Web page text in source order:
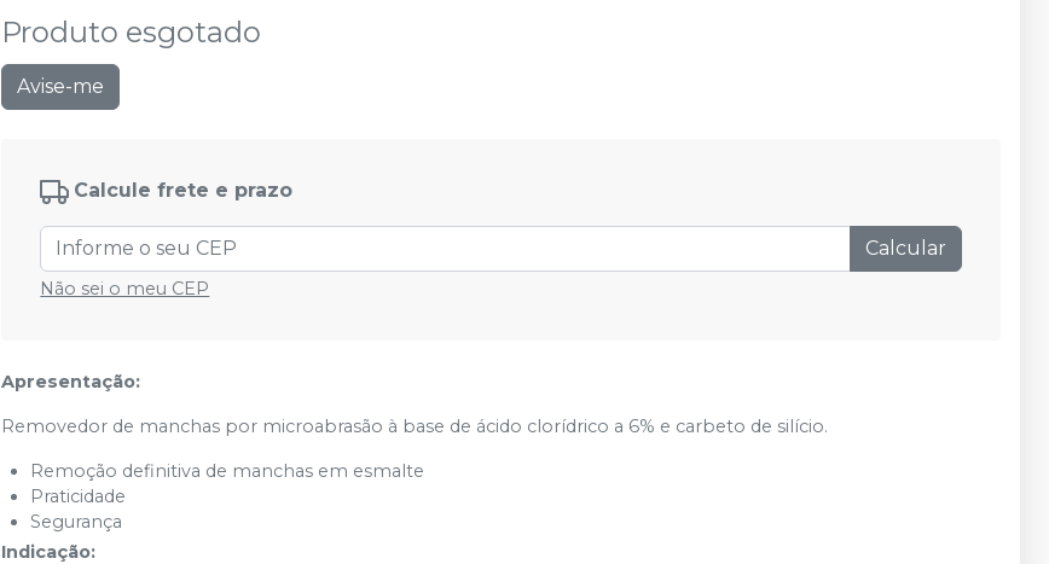
Produto esgotado
Avise-me
Calcule frete e prazo
Calcular
Não sei o meu CEP
Apresentação:
Removedor de manchas por microabrasão à base de ácido clorídrico a 6% e carbeto de silício.
Remoção definitiva de manchas em esmalte
Praticidade
Segurança
Indicação: